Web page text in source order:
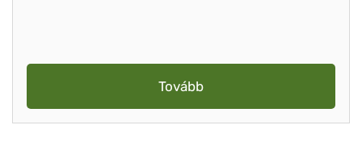
Tovább